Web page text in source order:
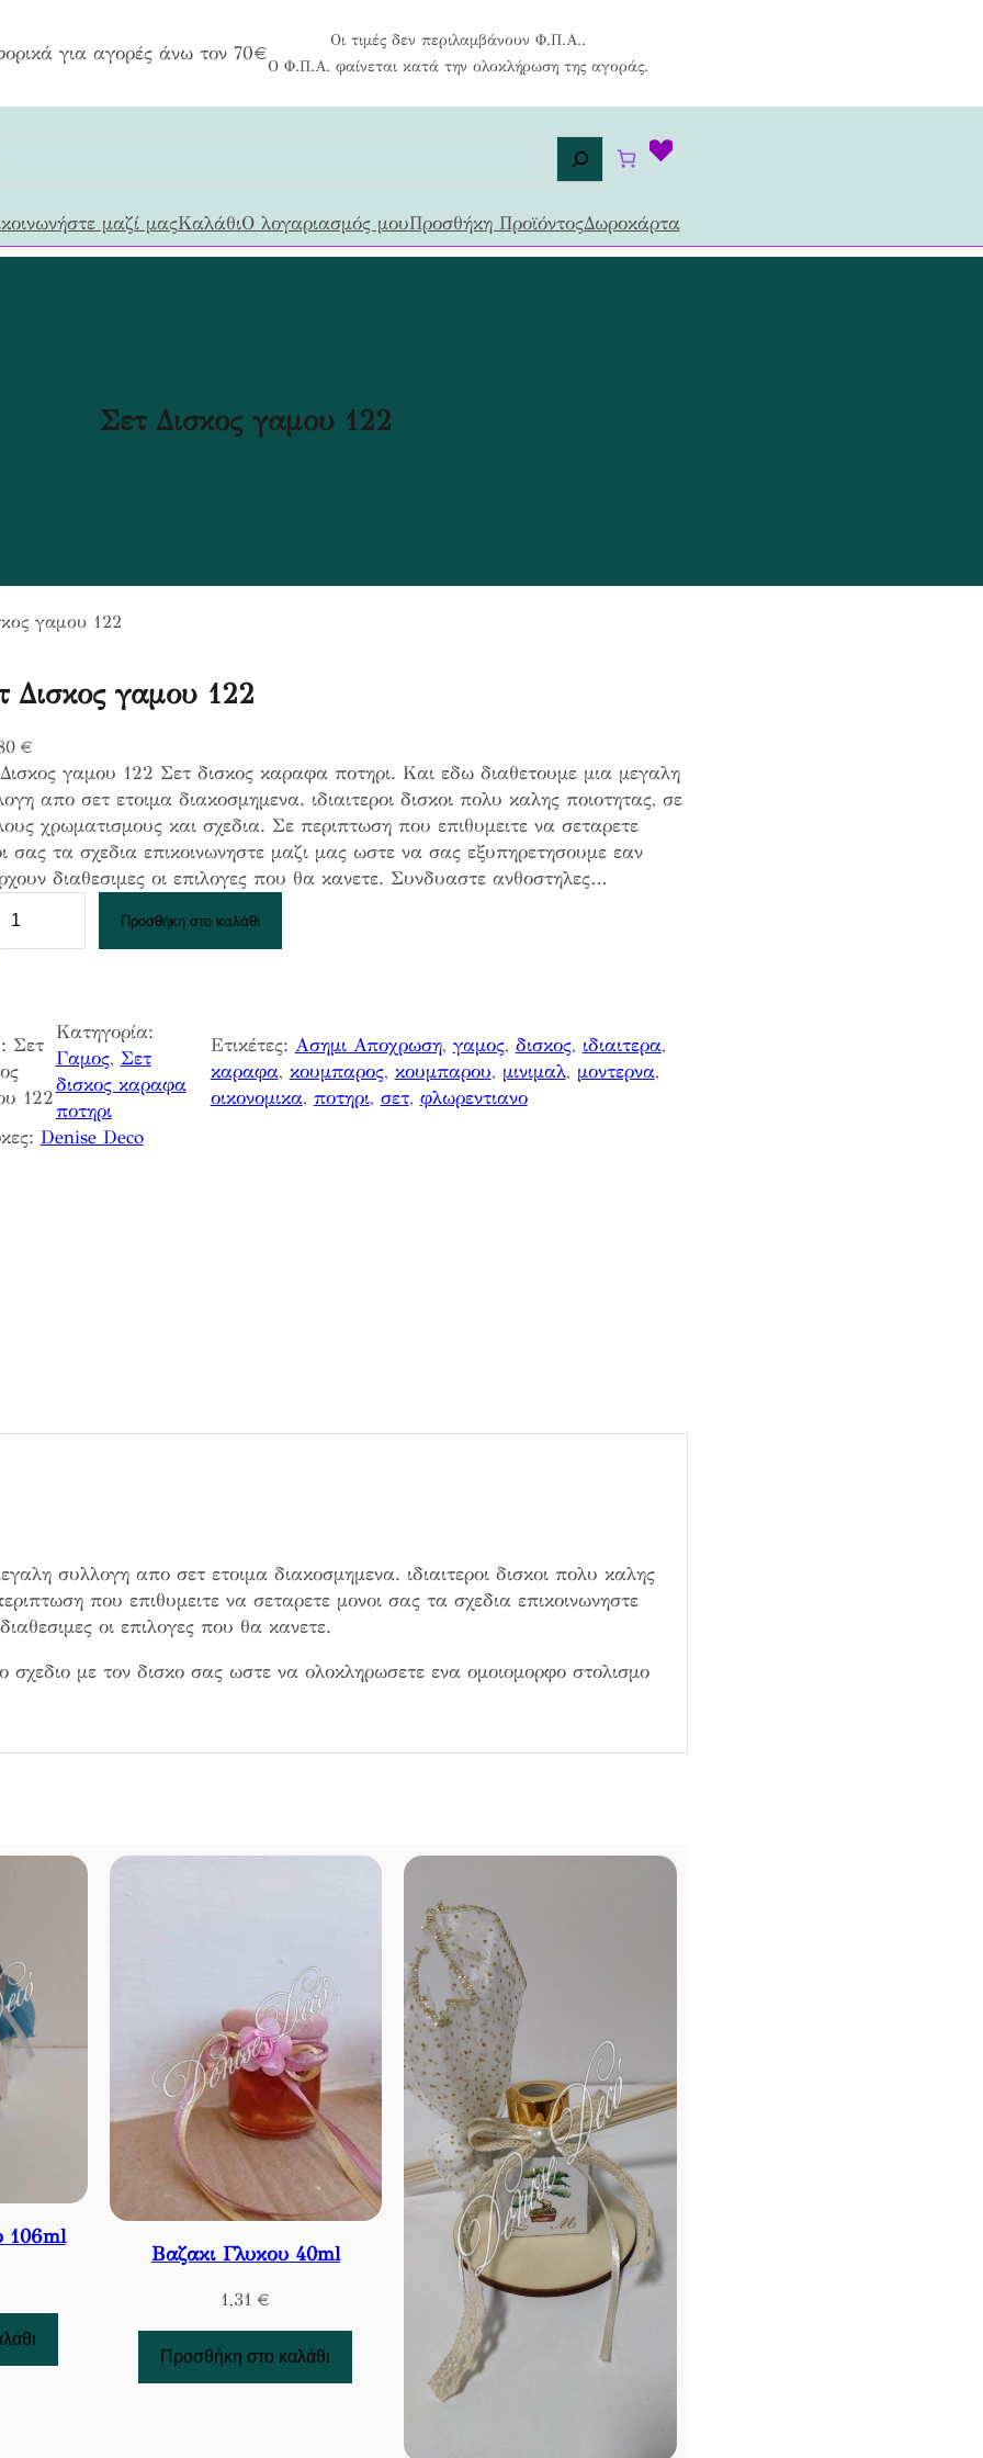
για αγορές άνω τον 70€
Οι τιμές δεν περιλαμβάνουν Φ.Π.Α..
Ο Φ.Π.Α. φαίνεται κατά την ολοκλήρωση της αγοράς.
μαζί μαςΚαλάθιΟ λογαριασμός μουΠροσθήκη ΠροϊόντοςΔωροκάρτα
Σετ Δισκος γαμου 122
γαμου 122
Δισκος γαμου 122
€
γαμου 122 Σετ δισκος καραφα ποτηρι. Και εδω διαθετουμε μια μεγαλη
απο σετ ετοιμα διακοσμημενα. ιδιαιτεροι δισκοι πολυ καλης ποιοτητας, σε
χρωματισμους και σχεδια. Σε περιπτωση που επιθυμειτε να σεταρετε
σας τα σχεδια επικοινωνηστε μαζι μας ωστε να σας εξυπηρετησουμε εαν
διαθεσιμες οι επιλογες που θα κανετε. Συνδυαστε ανθοστηλες…
Προσθήκη στο καλάθι
Σετ
122
Κατηγορία:
Γαμος, Σετ
δισκος καραφα
ποτηρι
Ετικέτες: Ασημι Αποχρωση, γαμος, δισκος, ιδιαιτερα
καραφα, κουμπαρος, κουμπαρου, μινιμαλ, μοντερνα
οικονομικα, ποτηρι, σετ, φλωρεντιανο
Denise Deco
συλλογη απο σετ ετοιμα διακοσμημενα. ιδιαιτεροι δισκοι πολυ καλης
που επιθυμειτε να σεταρετε μονοι σας τα σχεδια επικοινωνηστε
οι επιλογες που θα κανετε.
σχεδιο με τον δισκο σας ωστε να ολοκληρωσετε ενα ομοιομορφο στολισμο
106ml
Βαζακι Γλυκου 40ml
1,31 €
Προσθήκη στο καλάθι